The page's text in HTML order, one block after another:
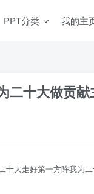
PPT分类 我的主
二十大做贡
十大走好第一方阵我为